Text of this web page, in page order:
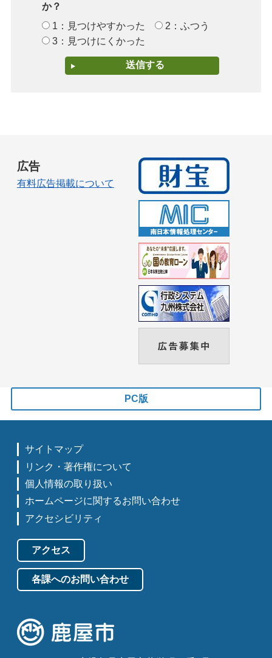
か？
1：見つけやすかった
2：ふつう
3：見つけにくかった
広告
有料広告掲載について
PC版
サイトマップ
リンク・著作権について
個人情報の取り扱い
ホームページに関するお問い合わせ
アクセシビリティ
アクセス
各課へのお問い合わせ